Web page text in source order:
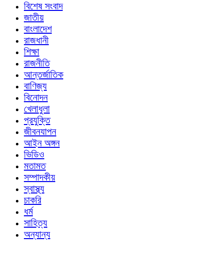
বিশেষ সংবাদ
জাতীয়
বাংলাদেশ
রাজধানী
শিক্ষা
রাজনীতি
আন্তর্জাতিক
বাণিজ্য
বিনোদন
খেলাধুলা
প্রযুক্তি
জীবনযাপন
আইন অঙ্গন
ভিডিও
মতামত
সম্পাদকীয়
স্বাস্থ্য
চাকরি
ধর্ম
সাহিত্য
অন্যান্য